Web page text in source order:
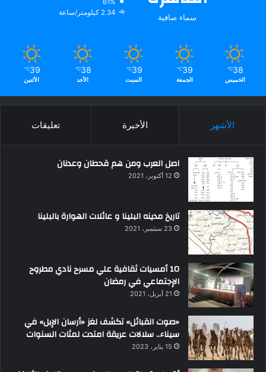
سماء صافية
61%
2.34 كيلومتر/ساعة
38
℃
الخميس
39
℃
الجمعة
39
℃
السبت
38
℃
الأحد
39
℃
الأثنين
الأشهر الأخيرة تعليقات
اصل العرب ومن هم قحطان وعدنان
12 أكتوبر، 2021
تاريخ مدينه البلينا و عائلات الهوارة بالبلينا
23 سبتمبر، 2021
10 أمسيات ثقافية علي مسرح نادي مطروح
الإجتماعي في رمضان
21 أبريل، 2021
«صوت القبائل» تكشف لغز «أرسان الإبل» في
سيناء.. سلالات عريقة امتدت لمئات السنوات
15 يناير، 2023